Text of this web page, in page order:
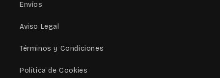
Envíos
Aviso Legal
Términos y Condiciones
Política de Cookies